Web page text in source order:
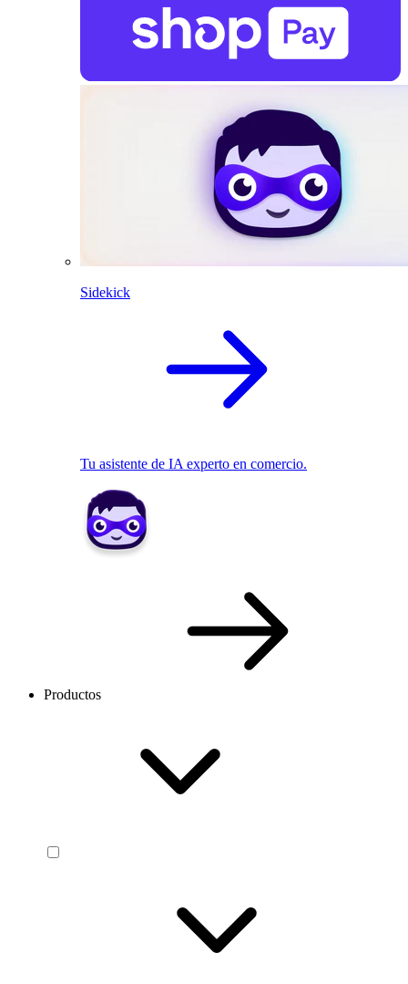
Sidekick
Tu asistente de IA experto en comercio.
Productos